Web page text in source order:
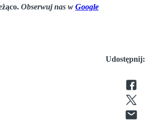
Obserwuj nas w Google
Udostępnij: